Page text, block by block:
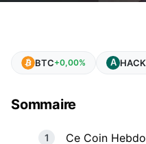
BTC+0,00% HACK
Sommaire
Ce Coin